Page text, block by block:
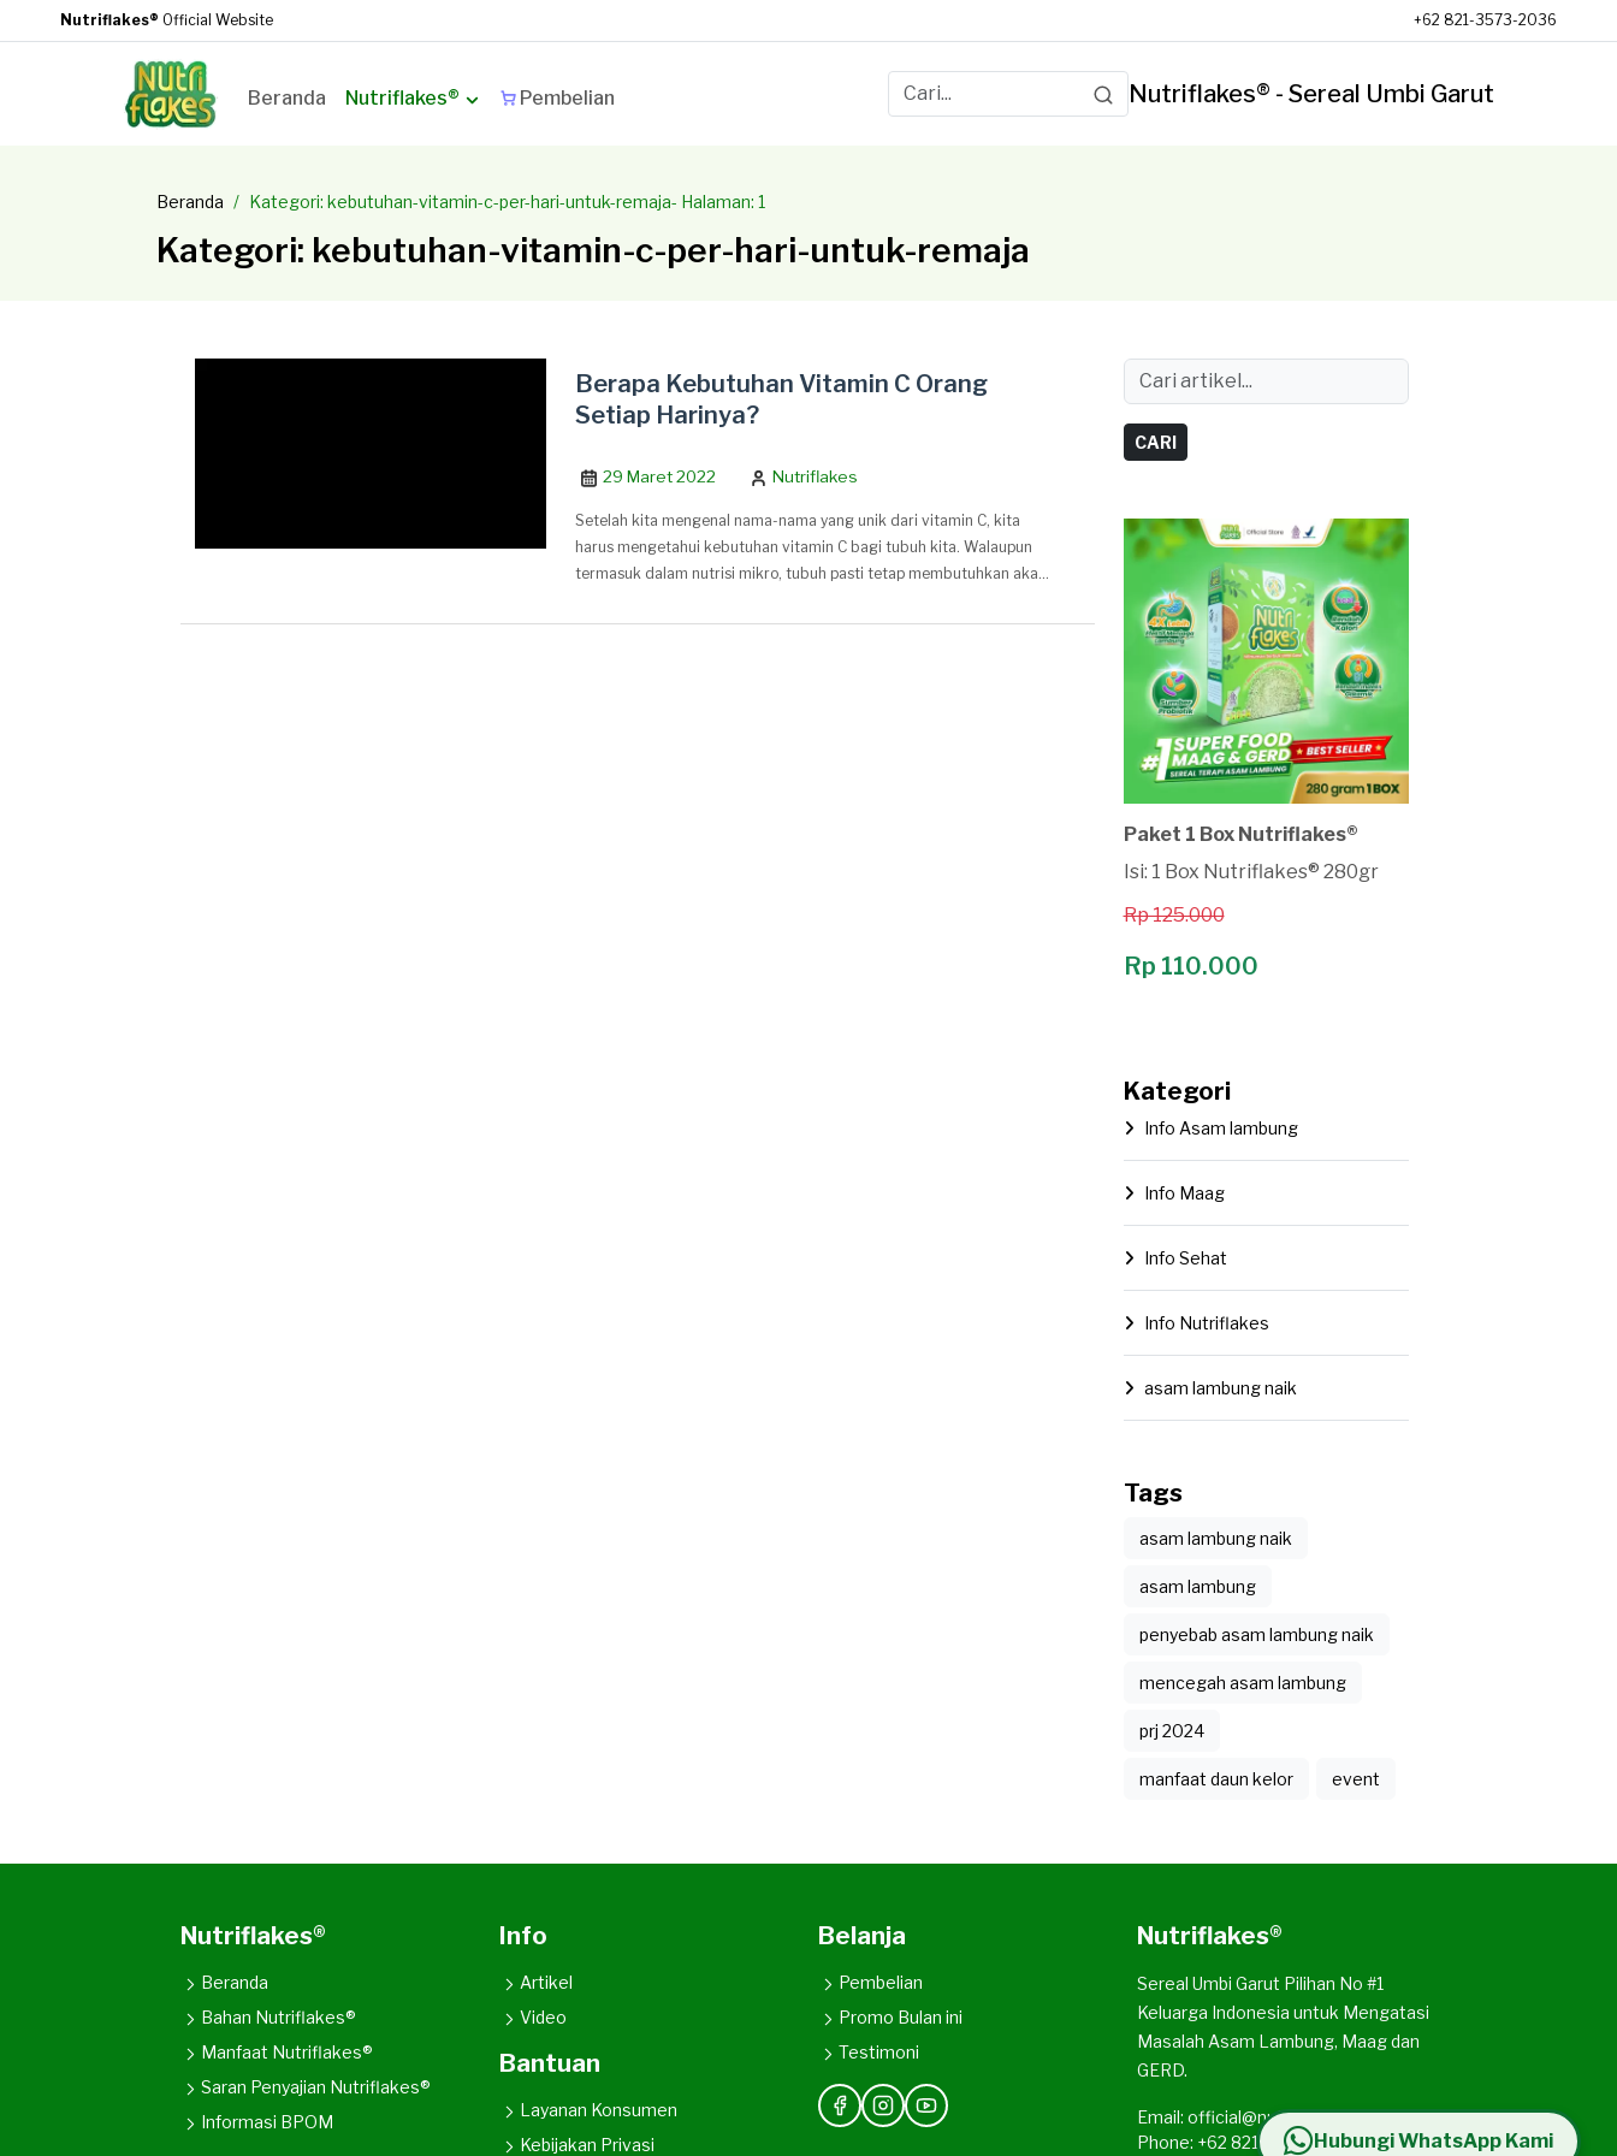
Nutriflakes® Official Website +62 821-3573-2036
Beranda Nutriflakes® Pembelian Nutriflakes® - Sereal Umbi Garut
Beranda Kategori: kebutuhan-vitamin-c-per-hari-untuk-remaja- Halaman: 1
Kategori: kebutuhan-vitamin-c-per-hari-untuk-remaja
Berapa Kebutuhan Vitamin C Orang
Setiap Harinya?
29 Maret 2022 Nutriflakes
Setelah kita mengenal nama-nama yang unik dari vitamin C, kita
harus mengetahui kebutuhan vitamin C bagi tubuh kita. Walaupun
termasuk dalam nutrisi mikro, tubuh pasti tetap membutuhkan akan
CARI
Paket 1 Box Nutriflakes®
Isi: 1 Box Nutriflakes® 280gr
Rp 125.000
Rp 110.000
Kategori
Info Asam lambung
Info Maag
Info Sehat
Info Nutriflakes
asam lambung naik
Tags
asam lambung naik
asam lambung
penyebab asam lambung naik
mencegah asam lambung
prj 2024
manfaat daun kelor event
Hubungi WhatsApp Kami
Nutriflakes®
Beranda
Bahan Nutriflakes®
Manfaat Nutriflakes®
Saran Penyajian Nutriflakes®
Informasi BPOM
Info
Artikel
Video
Bantuan
Layanan Konsumen
Kebijakan Privasi
Belanja
Pembelian
Promo Bulan ini
Testimoni
Nutriflakes®
Sereal Umbi Garut Pilihan No #1
Keluarga Indonesia untuk Mengatasi
Masalah Asam Lambung, Maag dan
GERD.
Email: official@nutriflakes.id
Phone: +62 821-3573-2036